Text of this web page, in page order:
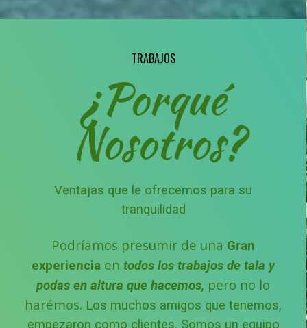
TRABAJOS
¿Porqué
Nosotros?
Ventajas que le ofrecemos para su
tranquilidad
Podríamos presumir de una Gran
experiencia en todos los trabajos de tala y
podas en altura que hacemos, pero no lo
harémos. Los muchos amigos que tenemos,
empezaron como clientes. Somos un equipo